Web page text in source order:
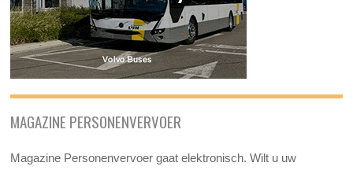
MAGAZINE PERSONENVERVOER
Magazine Personenvervoer gaat elektronisch. Wilt u uw